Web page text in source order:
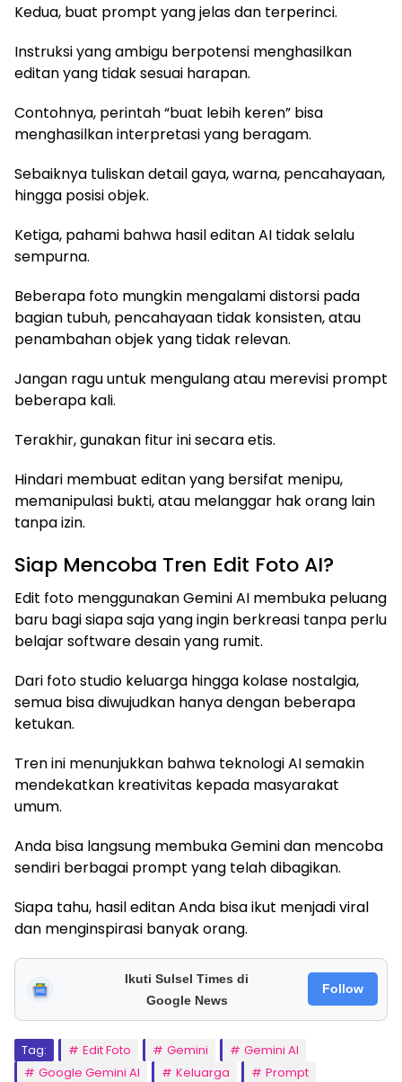
Kedua, buat prompt yang jelas dan terperinci.
Instruksi yang ambigu berpotensi menghasilkan
editan yang tidak sesuai harapan.
Contohnya, perintah “buat lebih keren” bisa
menghasilkan interpretasi yang beragam.
Sebaiknya tuliskan detail gaya, warna, pencahayaan,
hingga posisi objek.
Ketiga, pahami bahwa hasil editan AI tidak selalu
sempurna.
Beberapa foto mungkin mengalami distorsi pada
bagian tubuh, pencahayaan tidak konsisten, atau
penambahan objek yang tidak relevan.
Jangan ragu untuk mengulang atau merevisi prompt
beberapa kali.
Terakhir, gunakan fitur ini secara etis.
Hindari membuat editan yang bersifat menipu,
memanipulasi bukti, atau melanggar hak orang lain
tanpa izin.
Siap Mencoba Tren Edit Foto AI?
Edit foto menggunakan Gemini AI membuka peluang
baru bagi siapa saja yang ingin berkreasi tanpa perlu
belajar software desain yang rumit.
Dari foto studio keluarga hingga kolase nostalgia,
semua bisa diwujudkan hanya dengan beberapa
ketukan.
Tren ini menunjukkan bahwa teknologi AI semakin
mendekatkan kreativitas kepada masyarakat
umum.
Anda bisa langsung membuka Gemini dan mencoba
sendiri berbagai prompt yang telah dibagikan.
Siapa tahu, hasil editan Anda bisa ikut menjadi viral
dan menginspirasi banyak orang.
Ikuti Sulsel Times di
Google News
Follow
Tag: Edit Foto Gemini
Gemini AI
Google Gemini AI
Keluarga Prompt